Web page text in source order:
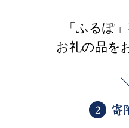
「ふるぽ
お礼の品を